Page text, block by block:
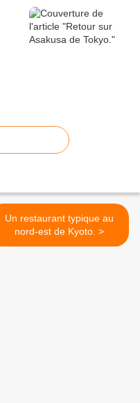
Un restaurant typique au
nord-est de Kyoto. >